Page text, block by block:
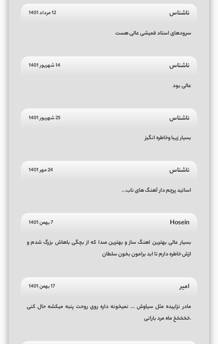
ناشناس 12 مرداد 1401
سرودهای استاد قمیشی عالی هست
ناشناس 14 شهریور 1401
عالی بود
ناشناس 25 شهریور 1401
بسیار زیبا وخاطره انگیز
ناشناس 24 مهر 1401
اساتید پرچم دار آهنگ های ناب...
Hosein 7 بهمن 1401
بسیار عالی بهترین اهنگ ساز و بهترین صدا که از بچگی باهاش بزرگ شدم و
ازش خاطره دارم تا ابد برامون بخون سلطان
امیر 17 بهمن 1401
مادر نزاییده مثل سیاوش ... نمیخونه داره روی روحت پنبه میکشه حال کنی
.خخخخخ ماه مرد بارانی